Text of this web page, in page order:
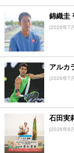
錦織圭
(2026年7
アルカ
(2026年7
石田実
(2026年8